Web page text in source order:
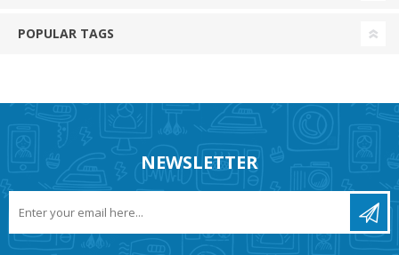
POPULAR TAGS
NEWSLETTER